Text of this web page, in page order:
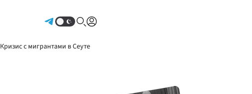
Кризис с мигрантами в Сеуте